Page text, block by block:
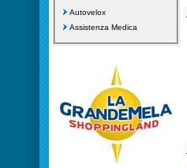
Autovelox
Assistenza Medica